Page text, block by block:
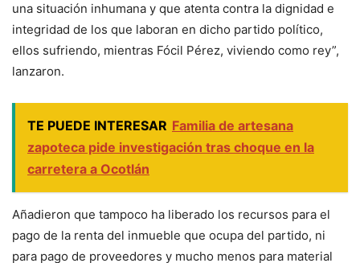
una situación inhumana y que atenta contra la dignidad e
integridad de los que laboran en dicho partido político,
ellos sufriendo, mientras Fócil Pérez, viviendo como rey”,
lanzaron.
TE PUEDE INTERESAR Familia de artesana
zapoteca pide investigación tras choque en la
carretera a Ocotlán
Añadieron que tampoco ha liberado los recursos para el
pago de la renta del inmueble que ocupa del partido, ni
para pago de proveedores y mucho menos para material